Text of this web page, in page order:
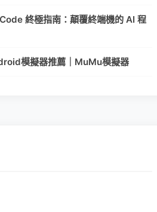
終極指南：顛覆終端機的 AI 程
模擬器推薦｜MuMu模擬器